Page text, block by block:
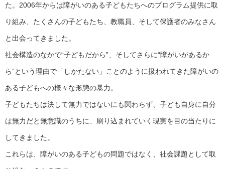
た。2006年からは障がいのある子どもたちへのプログラム提供に取
り組み、たくさんの子どもたち、教職員、そして保護者のみなさん
と出会ってきました。
社会構造のなかで“子どもだから”、そしてさらに“障がいがあるか
ら”という理由で「しかたない」ことのように扱われてきた障がいの
ある子どもへの様々な形態の暴力。
子どもたちは決して無力ではないにも関わらず、子ども自身に自分
は無力だと無意識のうちに、刷り込まれていく現実を目の当たりに
してきました。
これらは、障がいのある子どもの問題ではなく、社会課題として取